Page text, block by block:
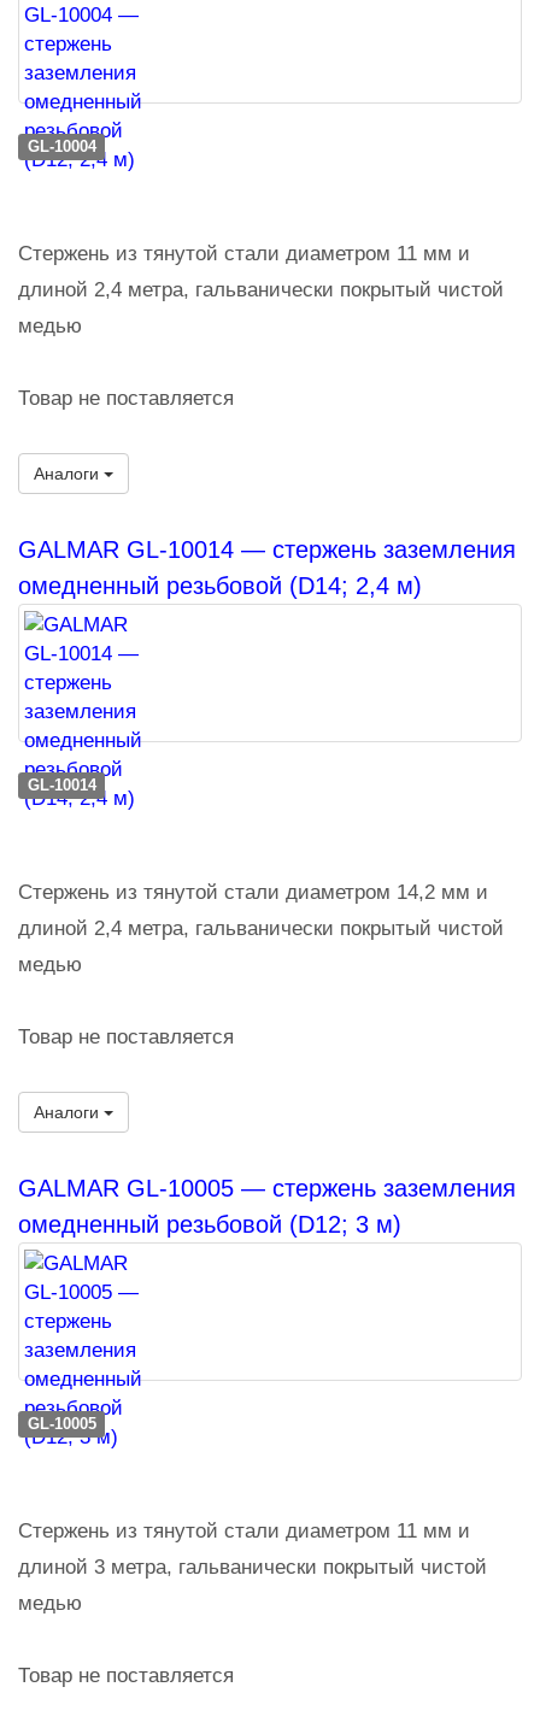
GL-10004
Стержень из тянутой стали диаметром 11 мм и
длиной 2,4 метра, гальванически покрытый чистой
медью
Товар не поставляется
Аналоги
GALMAR GL-10014 — стержень заземления
омедненный резьбовой (D14; 2,4 м)
GL-10014
Стержень из тянутой стали диаметром 14,2 мм и
длиной 2,4 метра, гальванически покрытый чистой
медью
Товар не поставляется
Аналоги
GALMAR GL-10005 — стержень заземления
омедненный резьбовой (D12; 3 м)
GL-10005
Стержень из тянутой стали диаметром 11 мм и
длиной 3 метра, гальванически покрытый чистой
медью
Товар не поставляется